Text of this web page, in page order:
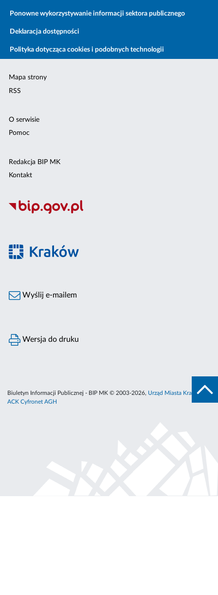
Ponowne wykorzystywanie informacji sektora publicznego
Deklaracja dostępności
Polityka dotycząca cookies i podobnych technologii
Mapa strony
RSS
O serwisie
Pomoc
Redakcja BIP MK
Kontakt
Wyślij e-mailem
Wersja do druku
Biuletyn Informacji Publicznej - BIP MK © 2003-2026, Urząd Miasta Krakowa
ACK Cyfronet AGH